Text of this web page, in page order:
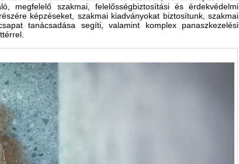
megfelelő szakmai, felelősségbiztosítási és érdekvédelmi
képzéseket, szakmai kiadványokat biztosítunk, szakmai
tanácsadása segíti, valamint komplex panaszkezelési